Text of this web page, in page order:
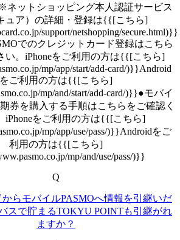
ネットショッピング本人認証サービス
ュア）の詳細・登録は{{[こちら]
support/netshopping/secure.html)}}
でのクレジットカード登録はこちら
い。iPhoneをご利用の方は{{[こちら]
mp/app/start/add-card/)}}Android
をご利用の方は{{[こちら]
mp/and/start/add-card/)}}●モバイ
券を購入する手順はこちらをご確認く
iPhoneをご利用の方は{{[こちら]
mp/app/use/pass/)}}Androidをご
利用の方は{{[こちら]
mp/and/use/pass/)}}
Q
からモバイルPASMOへ情報を引継いだ
スで貯まるTOKYU POINTも引継がれ
ますか？